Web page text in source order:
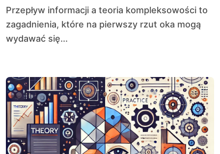
Przepływ informacji a teoria kompleksowości to
zagadnienia, które na pierwszy rzut oka mogą
wydawać się...